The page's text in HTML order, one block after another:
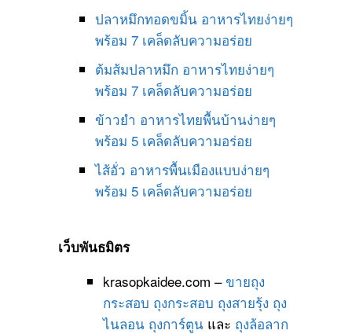
ปลาหมึกทอดขมิ้น อาหารไทยง่ายๆ
พร้อม 7 เคล็ดลับความอร่อย
ต้มส้มปลาหมึก อาหารไทยง่ายๆ
พร้อม 7 เคล็ดลับความอร่อย
ข้าวยำ อาหารไทยพื้นบ้านง่ายๆ
พร้อม 5 เคล็ดลับความอร่อย
ไส้อั่ว อาหารพื้นเมืองแบบง่ายๆ
พร้อม 5 เคล็ดลับความอร่อย
เว็บพันธมิตร
krasopkaidee.com –ขายถุง
กระสอบ ถุงกระสอบ ถุงสายรุ้ง ถุง
ไนลอน ถุงการ์ตูนและ ถุงล้อลาก